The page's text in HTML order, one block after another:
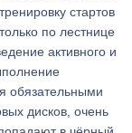
стартов
по лестнице
активного и
обязательными
дисков, очень